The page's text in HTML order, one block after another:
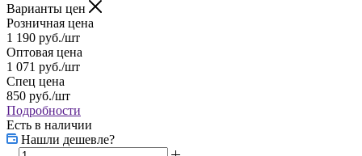
Варианты цен
Розничная цена
1 190 руб./шт
Оптовая цена
1 071 руб./шт
Спец цена
850 руб./шт
Подробности
Есть в наличии
Нашли дешевле?